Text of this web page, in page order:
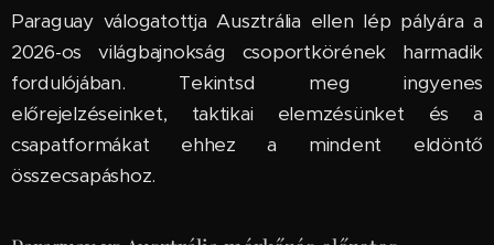
Paraguay válogatottja Ausztrália ellen lép pályára a
2026-os világbajnokság csoportkörének harmadik
fordulójában. Tekintsd meg ingyenes
előrejelzéseinket, taktikai elemzésünket és a
csapatformákat ehhez a mindent eldöntő
összecsapáshoz.